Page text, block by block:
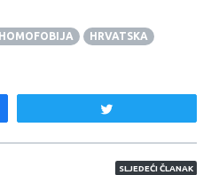
HOMOFOBIJA
HRVATSKA
SLJEDEĆI ČLANAK